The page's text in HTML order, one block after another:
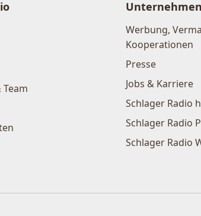
Unternehmen
Werbung,
Kooperationen
Presse
Jobs & Karriere
Schlager Radio
Schlager Radio
Schlager Radio